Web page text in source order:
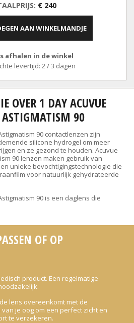
€ 240
AAN WINKELMANDJE
afhalen in de winkel
levertijd: 2 / 3 dagen
OVER 1 DAY ACUVUE
ASTIGMATISM 90
90 contactlenzen zijn
silicone hydrogel om meer
en ze gezond te houden. Acuvue
90 lenzen maken gebruik van
unieke bevochtigingstechnologie die
voor natuurlijk gehydrateerde
90 is een daglens die
OF OP
product. Een regelmatige
lens overeenkomt met de
je oog om een perfect zicht en
te verzekeren.